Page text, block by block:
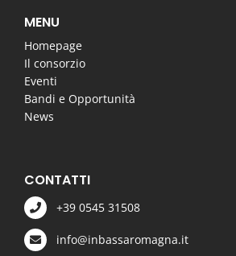
MENU
Homepage
Il consorzio
Eventi
Bandi e Opportunità
News
CONTATTI
+39 0545 31508
info@inbassaromagna.it